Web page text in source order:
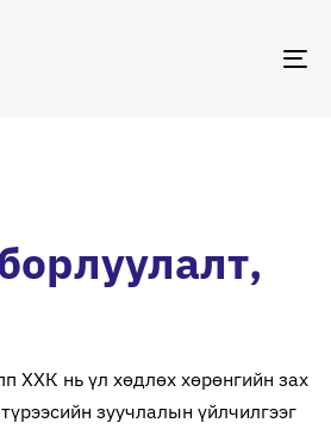
ХХК нь үл хөдлөх хөрөнгийн зах
зуучлалын үйлчилгээг